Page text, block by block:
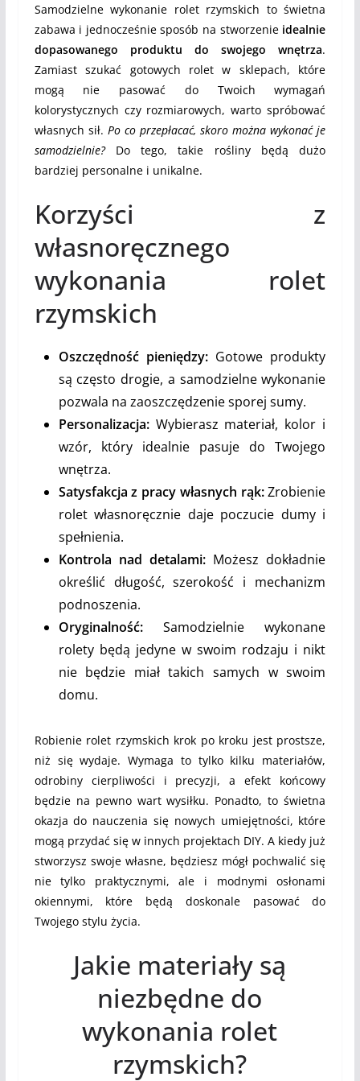
Samodzielne wykonanie rolet rzymskich to świetna
zabawa i jednocześnie sposób na stworzenie idealnie
dopasowanego produktu do swojego wnętrza.
Zamiast szukać gotowych rolet w sklepach, które
mogą nie pasować do Twoich wymagań
kolorystycznych czy rozmiarowych, warto spróbować
własnych sił. Po co przepłacać, skoro można wykonać je
samodzielnie?Do tego, takie rośliny będą dużo
bardziej personalne i unikalne.
Korzyści z
własnoręcznego
wykonania rolet
rzymskich
Oszczędność pieniędzy:Gotowe produkty
są często drogie, a samodzielne wykonanie
pozwala na zaoszczędzenie sporej sumy.
Personalizacja:Wybierasz materiał, kolor i
wzór, który idealnie pasuje do Twojego
wnętrza.
Satysfakcja z pracy własnych rąk:Zrobienie
rolet własnoręcznie daje poczucie dumy i
spełnienia.
Kontrola nad detalami: Możesz dokładnie
określić długość, szerokość i mechanizm
podnoszenia.
Oryginalność:Samodzielnie wykonane
rolety będą jedyne w swoim rodzaju i nikt
nie będzie miał takich samych w swoim
domu.
Robienie rolet rzymskich krok po kroku jest prostsze,
niż się wydaje. Wymaga to tylko kilku materiałów,
odrobiny cierpliwości i precyzji, a efekt końcowy
będzie na pewno wart wysiłku. Ponadto, to świetna
okazja do nauczenia się nowych umiejętności, które
mogą przydać się w innych projektach DIY. A kiedy już
stworzysz swoje własne, będziesz mógł pochwalić się
nie tylko praktycznymi, ale i modnymi osłonami
okiennymi, które będą doskonale pasować do
Twojego stylu życia.
Jakie materiały są
niezbędne do
wykonania rolet
rzymskich?